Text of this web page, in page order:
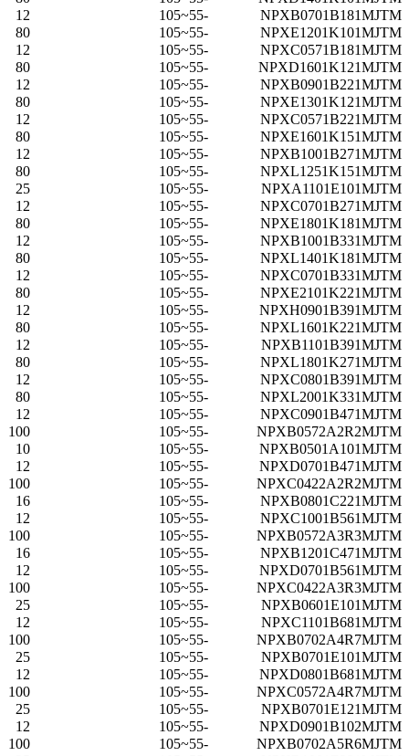
NPXB0701B181MJTM
-55~105
12
NPXE1201K101MJTM
-55~105
80
NPXC0571B181MJTM
-55~105
12
NPXD1601K121MJTM
-55~105
80
NPXB0901B221MJTM
-55~105
12
NPXE1301K121MJTM
-55~105
80
NPXC0571B221MJTM
-55~105
12
NPXE1601K151MJTM
-55~105
80
NPXB1001B271MJTM
-55~105
12
NPXL1251K151MJTM
-55~105
80
NPXA1101E101MJTM
-55~105
25
NPXC0701B271MJTM
-55~105
12
NPXE1801K181MJTM
-55~105
80
NPXB1001B331MJTM
-55~105
12
NPXL1401K181MJTM
-55~105
80
NPXC0701B331MJTM
-55~105
12
NPXE2101K221MJTM
-55~105
80
NPXH0901B391MJTM
-55~105
12
NPXL1601K221MJTM
-55~105
80
NPXB1101B391MJTM
-55~105
12
NPXL1801K271MJTM
-55~105
80
NPXC0801B391MJTM
-55~105
12
NPXL2001K331MJTM
-55~105
80
NPXC0901B471MJTM
-55~105
12
NPXB0572A2R2MJTM
-55~105
100
NPXB0501A101MJTM
-55~105
10
NPXD0701B471MJTM
-55~105
12
NPXC0422A2R2MJTM
-55~105
100
NPXB0801C221MJTM
-55~105
16
NPXC1001B561MJTM
-55~105
12
NPXB0572A3R3MJTM
-55~105
100
NPXB1201C471MJTM
-55~105
16
NPXD0701B561MJTM
-55~105
12
NPXC0422A3R3MJTM
-55~105
100
NPXB0601E101MJTM
-55~105
25
NPXC1101B681MJTM
-55~105
12
NPXB0702A4R7MJTM
-55~105
100
NPXB0701E101MJTM
-55~105
25
NPXD0801B681MJTM
-55~105
12
NPXC0572A4R7MJTM
-55~105
100
NPXB0701E121MJTM
-55~105
25
NPXD0901B102MJTM
-55~105
12
NPXB0702A5R6MJTM
-55~105
100